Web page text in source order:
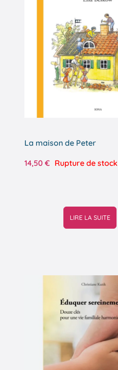
La maison de Peter
14,50 € Rupture de stock
LIRE LA SUITE